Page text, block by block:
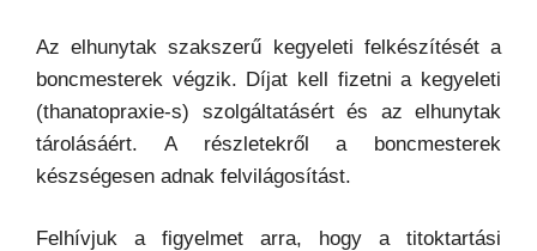
Az elhunytak szakszerű kegyeleti felkészítését a
boncmesterek végzik. Díjat kell fizetni a kegyeleti
(thanatopraxie-s) szolgáltatásért és az elhunytak
tárolásáért. A részletekről a boncmesterek
készségesen adnak felvilágosítást.
Felhívjuk a figyelmet arra, hogy a titoktartási